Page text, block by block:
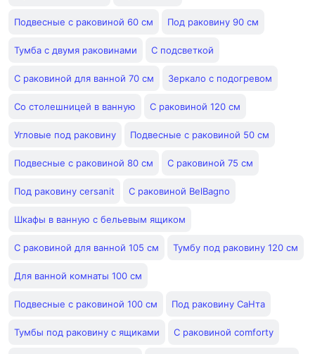
Подвесные с раковиной 60 см Под раковину 90 см
Тумба с двумя раковинами С подсветкой
С раковиной для ванной 70 см Зеркало с подогревом
Со столешницей в ванную С раковиной 120 см
Угловые под раковину Подвесные с раковиной 50 см
Подвесные с раковиной 80 см С раковиной 75 см
Под раковину cersanit С раковиной BelBagno
Шкафы в ванную с бельевым ящиком
С раковиной для ванной 105 см Тумбу под раковину 120 см
Для ванной комнаты 100 см
Подвесные с раковиной 100 см Под раковину СаНта
Тумбы под раковину с ящиками С раковиной comforty